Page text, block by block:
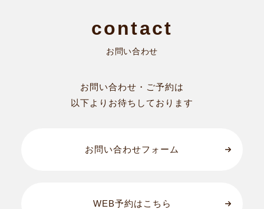
お問い合わせ
お問い合わせ・ご予約は
以下よりお待ちしております
お問い合わせフォーム
WEB予約はこちら